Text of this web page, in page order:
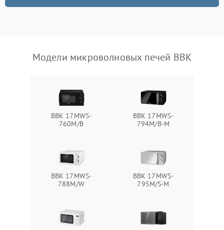
Сломался трансформатор Подробнее →
Модели микроволновых печей BBK
BBK 17MWS-
760M/B
BBK 17MWS-
794M/B-M
BBK 17MWS-
788M/W
BBK 17MWS-
795M/S-M